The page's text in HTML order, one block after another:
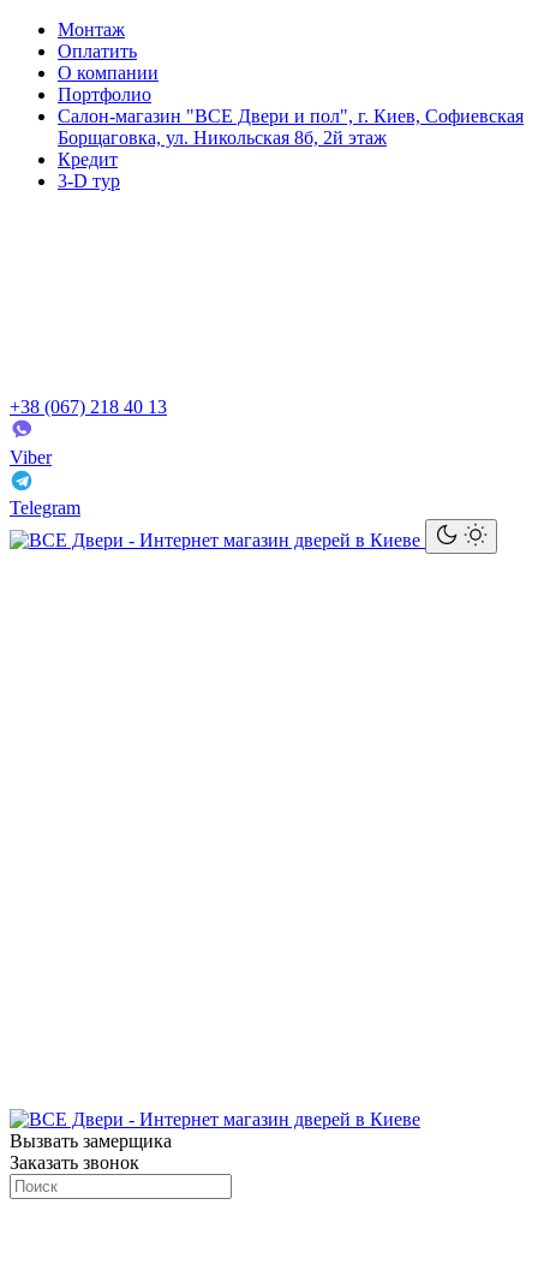
Монтаж
Оплатить
О компании
Портфолио
Салон-магазин "ВСЕ Двери и пол", г. Киев, Софиевская
Борщаговка, ул. Никольская 8б, 2й этаж
Кредит
3-D тур
+38 (067) 218 40 13
Viber
Telegram
Вызвать замерщика
Заказать звонок